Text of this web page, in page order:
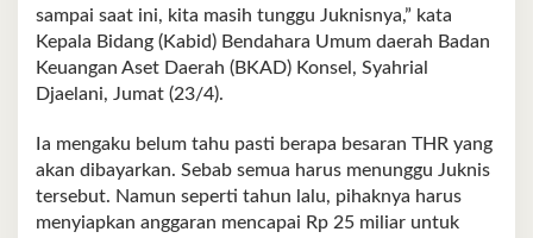
sampai saat ini, kita masih tunggu Juknisnya,” kata
Kepala Bidang (Kabid) Bendahara Umum daerah Badan
Keuangan Aset Daerah (BKAD) Konsel, Syahrial
Djaelani, Jumat (23/4).
Ia mengaku belum tahu pasti berapa besaran THR yang
akan dibayarkan. Sebab semua harus menunggu Juknis
tersebut. Namun seperti tahun lalu, pihaknya harus
menyiapkan anggaran mencapai Rp 25 miliar untuk